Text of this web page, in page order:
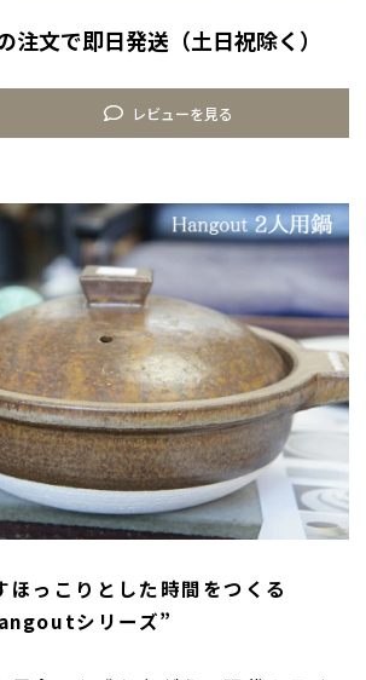
注文で即日発送（土日祝除く）
レビューを見る
ほっこりとした時間をつくる
シリーズ”